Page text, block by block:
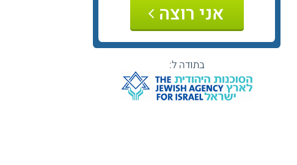
אני רוצה
בתודה ל: